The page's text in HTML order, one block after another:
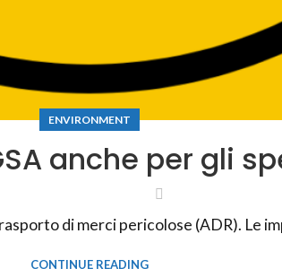
ENVIRONMENT
anche per gli
di merci pericolose (ADR). Le
CONTINUE READING